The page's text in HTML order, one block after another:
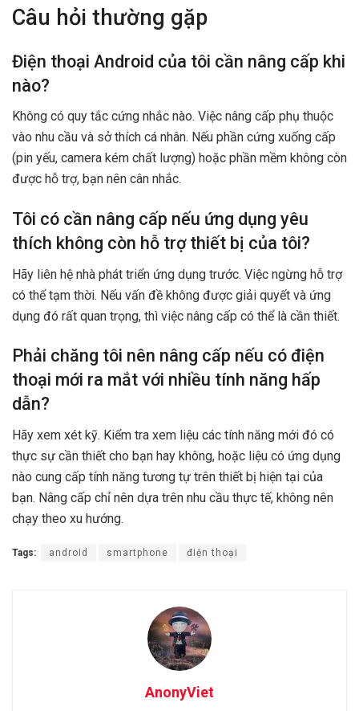
Câu hỏi thường gặp
Điện thoại Android của tôi cần nâng cấp khi
nào?
Không có quy tắc cứng nhắc nào. Việc nâng cấp phụ thuộc
vào nhu cầu và sở thích cá nhân. Nếu phần cứng xuống cấp
(pin yếu, camera kém chất lượng) hoặc phần mềm không còn
được hỗ trợ, bạn nên cân nhắc.
Tôi có cần nâng cấp nếu ứng dụng yêu
thích không còn hỗ trợ thiết bị của tôi?
Hãy liên hệ nhà phát triển ứng dụng trước. Việc ngừng hỗ trợ
có thể tạm thời. Nếu vấn đề không được giải quyết và ứng
dụng đó rất quan trọng, thì việc nâng cấp có thể là cần thiết.
Phải chăng tôi nên nâng cấp nếu có điện
thoại mới ra mắt với nhiều tính năng hấp
dẫn?
Hãy xem xét kỹ. Kiểm tra xem liệu các tính năng mới đó có
thực sự cần thiết cho bạn hay không, hoặc liệu có ứng dụng
nào cung cấp tính năng tương tự trên thiết bị hiện tại của
bạn. Nâng cấp chỉ nên dựa trên nhu cầu thực tế, không nên
chạy theo xu hướng.
Tags: android smartphone điện thoại
AnonyViet